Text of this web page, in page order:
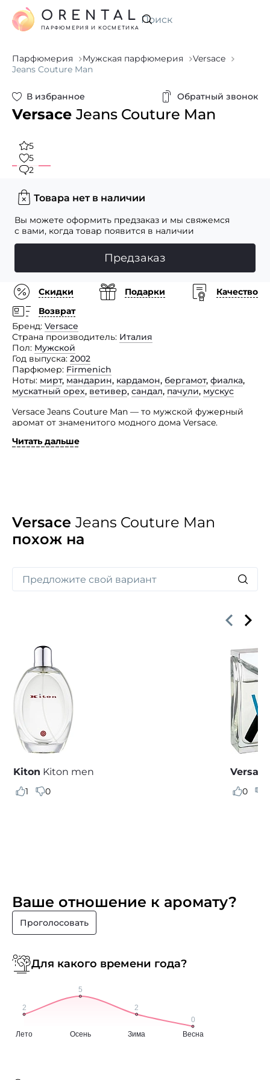
Искать
ORENTAL
ПАРФЮМЕРИЯ И КОСМЕТИКА
Парфюмерия Мужская парфюмерия
Versace
Jeans Couture Man
В избранное Обратный звонок
Versace Jeans Couture Man
5
5
2
Товара нет в наличии
Вы можете оформить предзаказ и мы свяжемся
с вами, когда товар появится в наличии
Предзаказ
Скидки Подарки
Качество
Возврат
Бренд Versace
Страна производитель Италия
Пол Мужской
Год выпуска 2002
Парфюмер Firmenich
Ноты мирт, мандарин, кардамон, бергамот, фиалка,
мускатный орех, ветивер, сандал, пачули, мускус
Versace Jeans Couture Man — то мужской фужерный
аромат от знаменитого модного дома Versace.
Это мужественный и храбрый, душистый
мирты, мандарина, бергамота и кардамона. Ноты
сердца включают звучание мускатного ореха
и фиалки. А ноты базы состоят из аккордов
Читать дальше
Versace Jeans Couture Man
похож на
Kiton Kiton men
1 0
Versace
0
Ваше отношение к аромату?
Проголосовать
Для какого времени года?